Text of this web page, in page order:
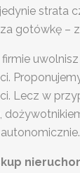
strata
gotówkę –
firmie
Lecz w